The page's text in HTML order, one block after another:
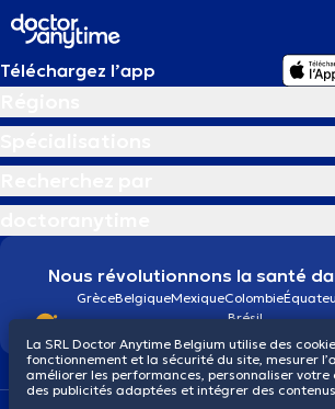
Téléchargez l’app
Nous révolutionnons la santé
GrèceBelgiqueMexiqueColombie
Brésil
La SRL Doctor Anytime Belgium utilise des
fonctionnement et la sécurité du site, mesurer
améliorer les performances, personnaliser votre
des publicités adaptées et intégrer des